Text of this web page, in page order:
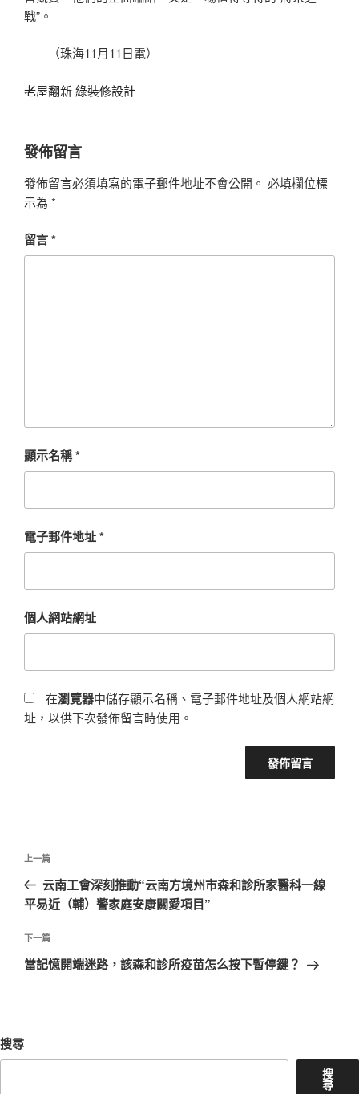
戰”。
（珠海11月11日電）
老屋翻新綠裝修設計
發佈留言
發佈留言必須填寫的電子郵件地址不會公開。 必填欄位標
示為 *
留言*
顯示名稱*
電子郵件地址*
個人網站網址
在瀏覽器中儲存顯示名稱、電子郵件地址及個人網站網
址，以供下次發佈留言時使用。
文
導
覽
上
一
篇
章
上一篇
云南工會深刻推動“云南方境州市森和診所家醫科一線
平易近（輔）警家庭安康關愛項目”
下
一
下一篇
當記憶開端迷路，該森和診所疫苗怎么按下暫停鍵？
搜尋
搜
尋